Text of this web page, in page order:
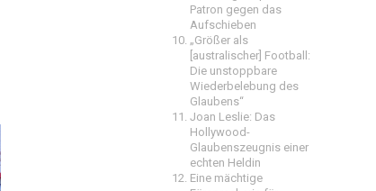
Patron gegen das
Aufschieben
„Größer als
[australischer] Football:
Die unstoppbare
Wiederbelebung des
Glaubens“
Joan Leslie: Das
Hollywood-
Glaubenszeugnis einer
echten Heldin
Eine mächtige